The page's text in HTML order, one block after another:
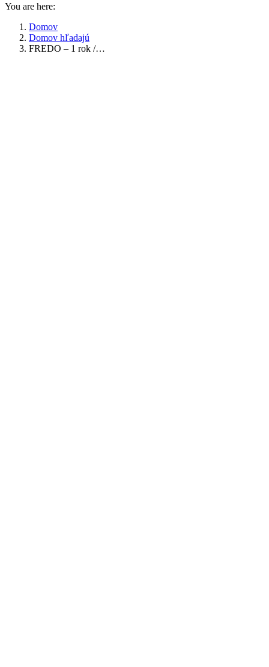
You are here:
Domov
Domov hľadajú
FREDO – 1 rok /…